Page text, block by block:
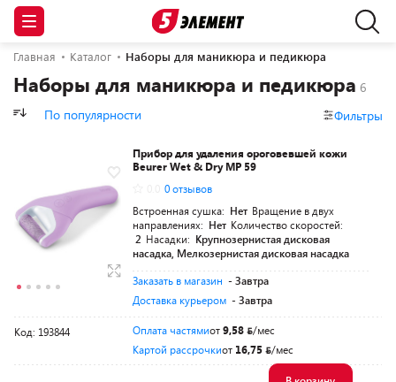
Главная Каталог Наборы для маникюра и педикюра
Наборы для маникюра и педикюра
По популярности Фильтры
Прибор для удаления ороговевшей кожи
Beurer Wet & Dry MP 59
0 отзывов
Встроенная сушка: Нет Вращение в двух
направлениях: Нет Количество скоростей:
2 Насадки: Крупнозернистая дисковая
насадка, Мелкозернистая дисковая насадка
Заказать в магазин - Завтра
Доставка курьером - Завтра
Код: 193844 Оплата частямиот9,58
/мес
Картой рассрочкиот 16,75 /мес